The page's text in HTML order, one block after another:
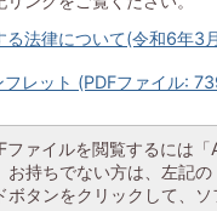
法律について(令和6年3
フレット (PDFファイル:
ファイルを閲覧するには
お持ちでない方は、左記
ボタンをクリックして、